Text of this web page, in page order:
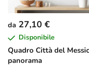
Quadro Città del
panorama
da 27,10 €
Disponibile